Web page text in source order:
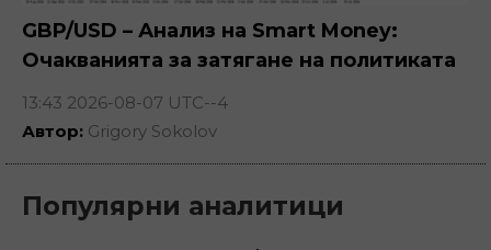
GBP/USD – Анализ на Smart Money:
Очакванията за затягане на политиката
13:43 2026-08-07 UTC--4
Автор: Grigory Sokolov
Популярни аналитици